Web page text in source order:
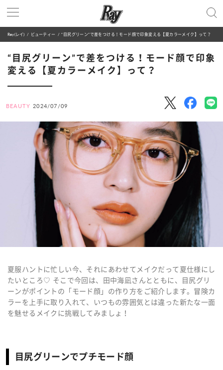
Ray(レイ) ビューティー “目尻グリーン”で差をつける！モード顔で印象変える【夏カラーメイク】って？
“目尻グリーン”で差をつける！モード顔で印象
変える【夏カラーメイク】って？
BEAUTY 2024/07/09
夏服ハントに忙しい今、それにあわせてメイクだって夏仕様にし
たいところ♡ そこで今回は、田中海凪さんとともに、目尻グリ
ーンがポイントの「モード顔」の作り方をご紹介します。冒険カ
ラーを上手に取り入れて、いつもの雰囲気とは違った新たな一面
を魅せるメイクに挑戦してみましょ！
目尻グリーンでプチモード顔